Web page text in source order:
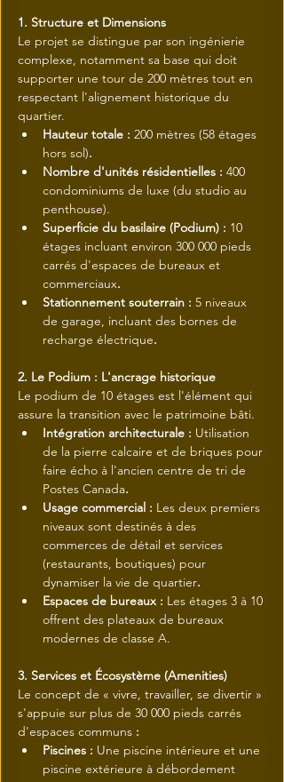
1. Structure et Dimensions
Le projet se distingue par son ingénierie
complexe, notamment sa base qui doit
supporter une tour de 200 mètres tout en
respectant l'alignement historique du
quartier.
Hauteur totale : 200 mètres (58 étages
hors sol).
Nombre d'unités résidentielles : 400
condominiums de luxe (du studio au
penthouse).
Superficie du basilaire (Podium) : 10
étages incluant environ 300 000 pieds
carrés d'espaces de bureaux et
commerciaux.
Stationnement souterrain : 5 niveaux
de garage, incluant des bornes de
recharge électrique.
2. Le Podium : L'ancrage historique
Le podium de 10 étages est l'élément qui
assure la transition avec le patrimoine bâti.
Intégration architecturale : Utilisation
de la pierre calcaire et de briques pour
faire écho à l'ancien centre de tri de
Postes Canada.
Usage commercial : Les deux premiers
niveaux sont destinés à des
commerces de détail et services
(restaurants, boutiques) pour
dynamiser la vie de quartier.
Espaces de bureaux : Les étages 3 à 10
offrent des plateaux de bureaux
modernes de classe A.
3. Services et Écosystème (Amenities)
Le concept de « vivre, travailler, se divertir »
s'appuie sur plus de 30 000 pieds carrés
d'espaces communs :
Piscines : Une piscine intérieure et une
piscine extérieure à débordement